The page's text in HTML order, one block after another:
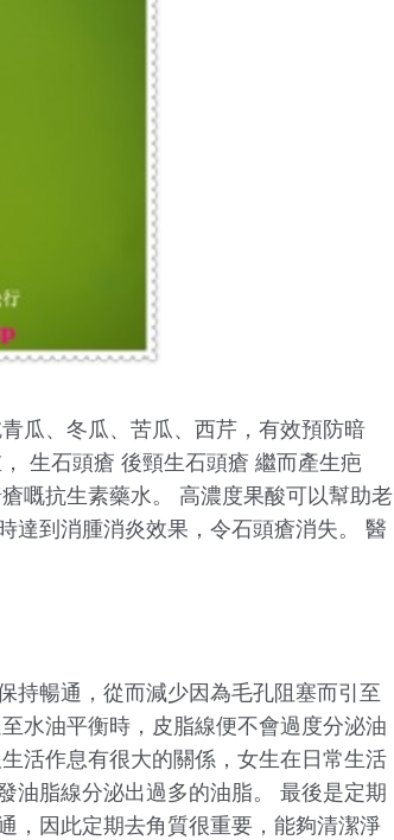
瓜、冬瓜、苦瓜、西芹，有效預防暗
生石頭瘡 後頸生石頭瘡 繼而產生疤
嘅抗生素藥水。 高濃度果酸可以幫助老
達到消腫消炎效果，令石頭瘡消失。 醫
持暢通，從而減少因為毛孔阻塞而引至
水油平衡時，皮脂線便不會過度分泌油
活作息有很大的關係，女生在日常生活
油脂線分泌出過多的油脂。 最後是定期
，因此定期去角質很重要，能夠清潔淨